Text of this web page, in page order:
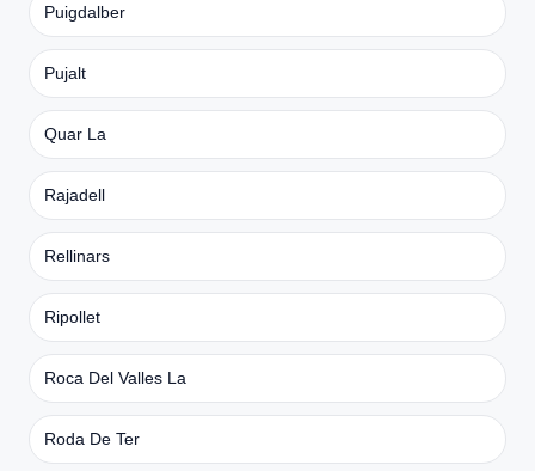
Puigdalber
Pujalt
Quar La
Rajadell
Rellinars
Ripollet
Roca Del Valles La
Roda De Ter